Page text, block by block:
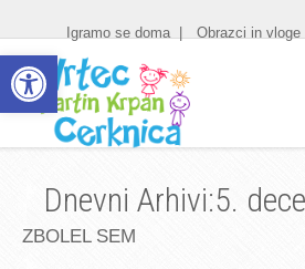
Igramo se doma Obrazci in vloge
Dnevni Arhivi:5.
ZBOLEL SEM
Open toolbar